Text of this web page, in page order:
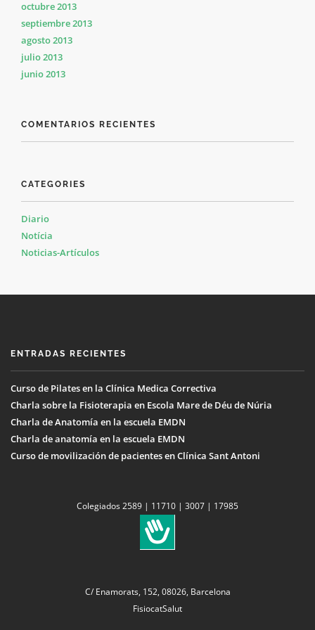
octubre 2013
septiembre 2013
agosto 2013
julio 2013
junio 2013
COMENTARIOS RECIENTES
CATEGORIES
Diario
Notícia
Noticias-Artículos
ENTRADAS RECIENTES
Curso de Pilates en la Clínica Medica Correctiva
Charla sobre la Fisioterapia en Escola Mare de Déu de Núria
Charla de Anatomía en la escuela EMDN
Charla de anatomía en la escuela EMDN
Curso de movilización de pacientes en Clínica Sant Antoni
Colegiados 2589 | 11710 | 3007 | 17985
C/ Enamorats, 152, 08026, Barcelona
FisiocatSalut